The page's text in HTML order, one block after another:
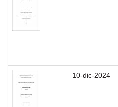
10-dic-2024